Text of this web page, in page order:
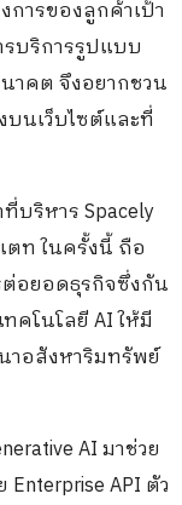
การของลูกค้าเป้า
บริการรูปแบบ
าคต จึงอยากชวน
นเว็บไซต์และที่
บริหาร Spacely
ตท ในครั้งนี้ ถือ
อยอดธุรกิจซึ่งกัน
คโนโลยี AI ให้มี
าอสังหาริมทรัพย์
AI มาช่วย
API ตัว